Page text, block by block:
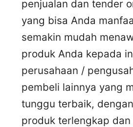
penjualan dan tender
yang bisa Anda
semakin mudah
produk Anda kepada
perusahaan /
pembeli lainnya yang
tunggu terbaik,
produk terlengkap dan